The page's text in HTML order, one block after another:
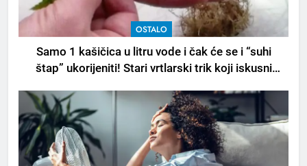
OSTALO
Samo 1 kašičica u litru vode i čak će se i “suhi
štap” ukorijeniti! Stari vrtlarski trik koji iskusni